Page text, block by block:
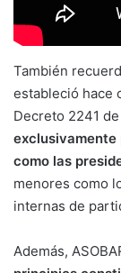
También
estableció hace
Decreto 2241
exclusivamente
como las
menores como
internas de
Además,